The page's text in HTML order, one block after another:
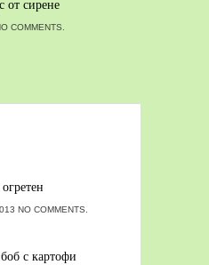
от сирене
COMMENTS.
NO COMMENTS.
с картофи